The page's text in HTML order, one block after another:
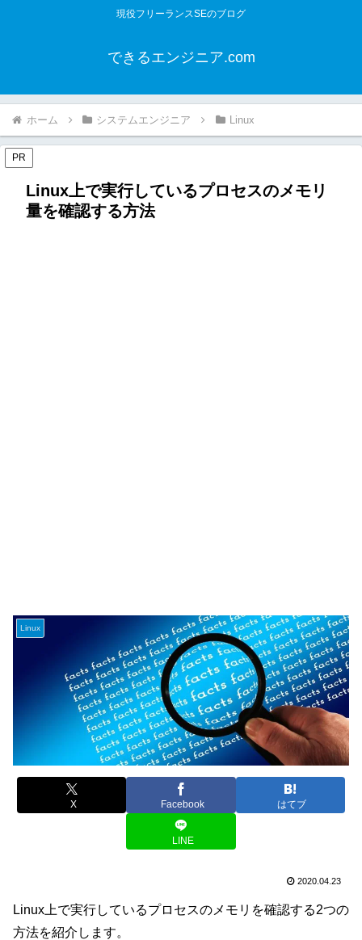
現役フリーランスSEのブログ
できるエンジニア.com
ホーム システムエンジニア Linux
PR
Linux上で実行しているプロセスのメモリ
量を確認する方法
Linux
X Facebook はてブ
LINE
2020.04.23
Linux上で実行しているプロセスのメモリを確認する2つの
方法を紹介します。